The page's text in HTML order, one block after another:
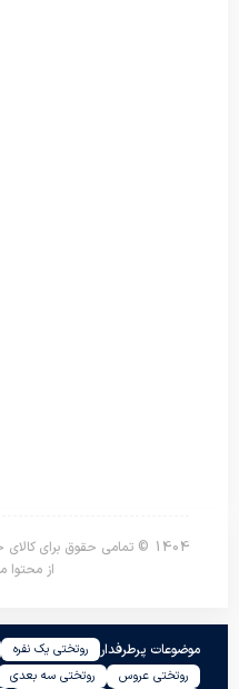
1404 © تمامی حقوق برای
از محتوا
موضوعات پرطرفدار روتختی یک نفره
روتختی عروس
روتختی سه بعدی